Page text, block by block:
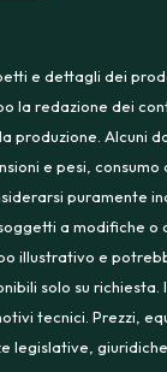
e dettagli dei
la redazione dei
produzione. Alcuni
e pesi,
puramente
a modifiche o
illustrativo e
solo su richiesta.
tecnici. Prezzi,
legislative,